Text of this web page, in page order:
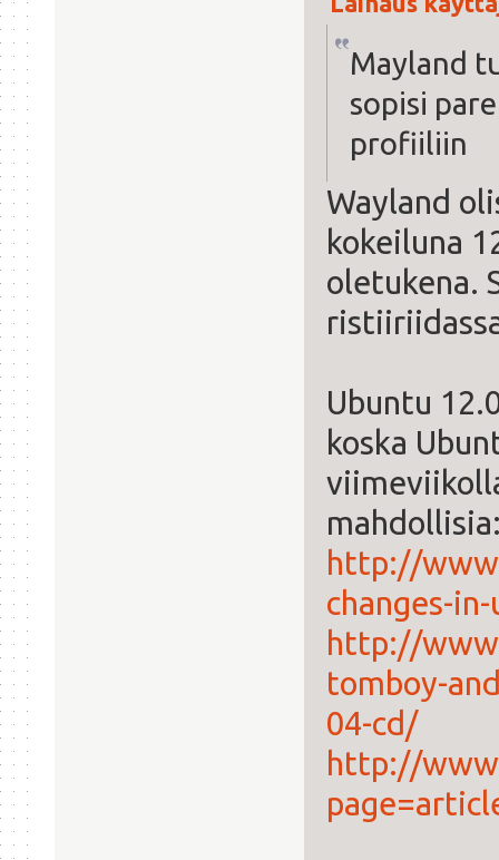
Mayland
sopisi
profiiliin
Wayland
kokeiluna
oletukena.
Ubuntu
koska
http://
changes-
http://
tomboy-
04-cd/
http://